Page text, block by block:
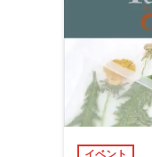
イベント